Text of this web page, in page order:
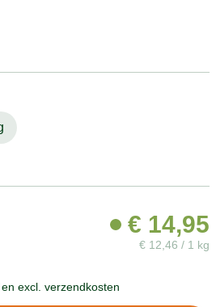
€ 14,95
€ 12,46 / 1 kg
excl. verzendkosten